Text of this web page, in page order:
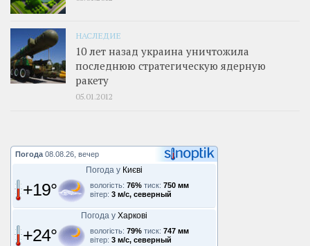
НАСЛЕДИЕ
10 лет назад украина уничтожила
последнюю стратегическую ядерную
ракету
05.01.2012
Погода 08.08.26, вечер
Погода у Києві
+19° вологість: 76% тиск: 750 мм
вітер: 3 м/с, северный
Погода у Харкові
+24° вологість: 79% тиск: 747 мм
вітер: 3 м/с, северный